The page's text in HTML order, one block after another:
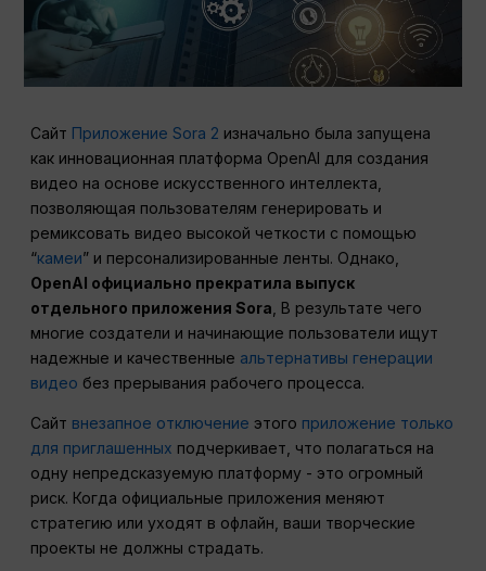
Сайт Приложение Sora 2 изначально была запущена
как инновационная платформа OpenAI для создания
видео на основе искусственного интеллекта,
позволяющая пользователям генерировать и
ремиксовать видео высокой четкости с помощью
“камеи” и персонализированные ленты. Однако,
OpenAI официально прекратила выпуск
отдельного приложения Sora , В результате чего
многие создатели и начинающие пользователи ищут
надежные и качественные альтернативы генерации
видео без прерывания рабочего процесса.
Сайт внезапное отключение этого приложение только
для приглашенных подчеркивает, что полагаться на
одну непредсказуемую платформу - это огромный
риск. Когда официальные приложения меняют
стратегию или уходят в офлайн, ваши творческие
проекты не должны страдать.